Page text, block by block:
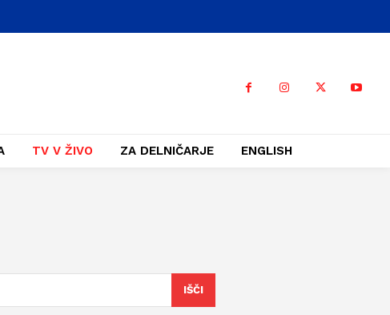
TV V ŽIVO ZA DELNIČARJE ENGLISH
IŠČI